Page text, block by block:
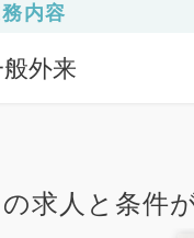
内容
外来
求人と条件